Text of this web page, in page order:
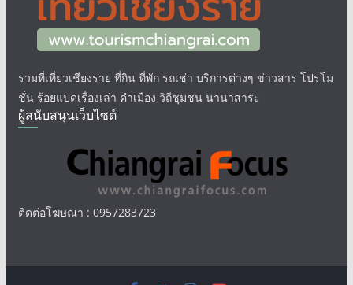
รวมที่เที่ยวเชียงราย ที่กิน ที่พัก รถเช่า บริการต่างๆ ข่าวสาร โปรโม
ชั่น ร้อยแปดเรื่องเล่า คำเมือง วิถีชุมชน นานาสาระ
ผู้สนับสนุนเว็บไซต์
ติดต่อโฆษณา : 0957283723